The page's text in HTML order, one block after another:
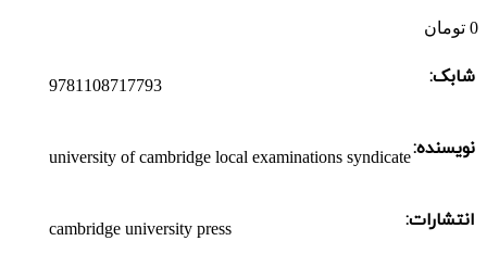
0 تومان
شابک: 9781108717793
نویسنده:university of cambridge local examinations syndicate
انتشارات: cambridge university press